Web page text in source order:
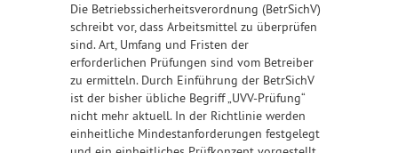
Die Betriebssicherheitsverordnung (BetrSichV)
schreibt vor, dass Arbeitsmittel zu überprüfen
sind. Art, Umfang und Fristen der
erforderlichen Prüfungen sind vom Betreiber
zu ermitteln. Durch Einführung der BetrSichV
ist der bisher übliche Begriff „UVV-Prüfung“
nicht mehr aktuell. In der Richtlinie werden
einheitliche Mindestanforderungen festgelegt